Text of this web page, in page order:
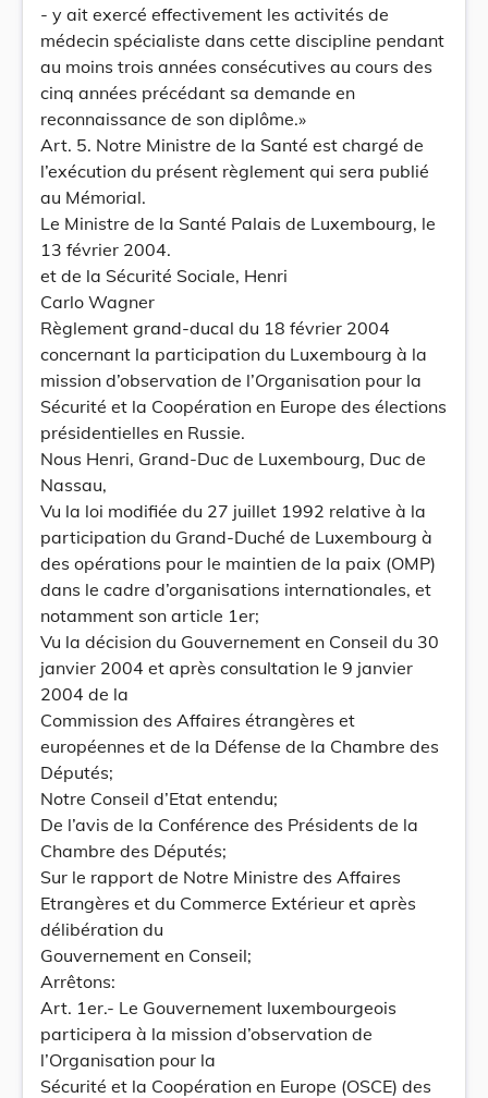
- y ait exercé effectivement les activités de
médecin spécialiste dans cette discipline pendant
au moins trois années consécutives au cours des
cinq années précédant sa demande en
reconnaissance de son diplôme.»
Art. 5. Notre Ministre de la Santé est chargé de
l’exécution du présent règlement qui sera publié
au Mémorial.
Le Ministre de la Santé Palais de Luxembourg, le
13 février 2004.
et de la Sécurité Sociale, Henri
Carlo Wagner
Règlement grand-ducal du 18 février 2004
concernant la participation du Luxembourg à la
mission d’observation de l’Organisation pour la
Sécurité et la Coopération en Europe des élections
présidentielles en Russie.
Nous Henri, Grand-Duc de Luxembourg, Duc de
Nassau,
Vu la loi modifiée du 27 juillet 1992 relative à la
participation du Grand-Duché de Luxembourg à
des opérations pour le maintien de la paix (OMP)
dans le cadre d’organisations internationales, et
notamment son article 1er;
Vu la décision du Gouvernement en Conseil du 30
janvier 2004 et après consultation le 9 janvier
2004 de la
Commission des Affaires étrangères et
européennes et de la Défense de la Chambre des
Députés;
Notre Conseil d’Etat entendu;
De l’avis de la Conférence des Présidents de la
Chambre des Députés;
Sur le rapport de Notre Ministre des Affaires
Etrangères et du Commerce Extérieur et après
délibération du
Gouvernement en Conseil;
Arrêtons:
Art. 1er.- Le Gouvernement luxembourgeois
participera à la mission d’observation de
l’Organisation pour la
Sécurité et la Coopération en Europe (OSCE) des